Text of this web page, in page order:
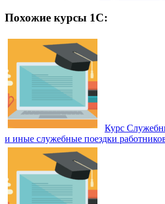
Похожие курсы 1С:
Курс
и иные служебные поездки